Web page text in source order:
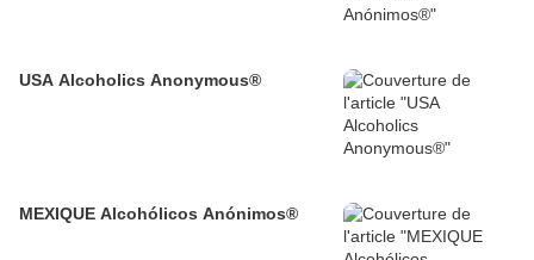
USA Alcoholics Anonymous®
MEXIQUE Alcohólicos Anónimos®